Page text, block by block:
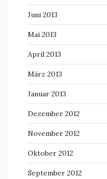
Juni 2013
Mai 2013
April 2013
März 2013
Januar 2013
Dezember 2012
November 2012
Oktober 2012
September 2012